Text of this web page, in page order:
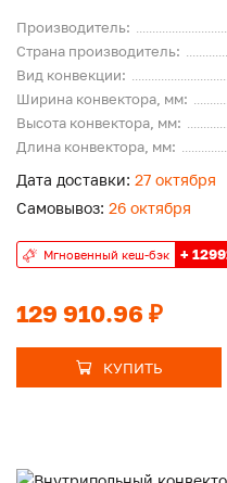
Производитель:
Страна производитель:
Вид конвекции:
Ширина конвектора, мм:
Высота конвектора, мм:
Длина конвектора, мм:
129 910.96 ₽
Дата доставки: 27 октября
Самовывоз: 26 октября
Мгновенный кеш-бэк +
КУПИТЬ